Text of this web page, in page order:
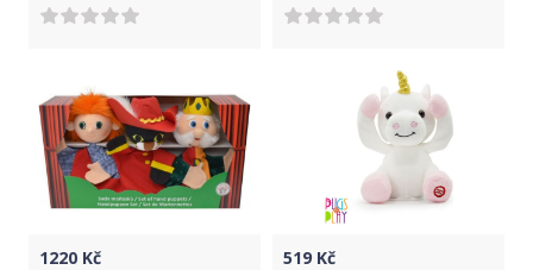
1220 Kč 519 Kč